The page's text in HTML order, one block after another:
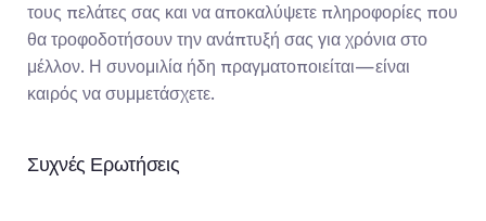
τους πελάτες σας και να αποκαλύψετε πληροφορίες που
θα τροφοδοτήσουν την ανάπτυξή σας για χρόνια στο
μέλλον. Η συνομιλία ήδη πραγματοποιείται—είναι
καιρός να συμμετάσχετε.
Συχνές Ερωτήσεις